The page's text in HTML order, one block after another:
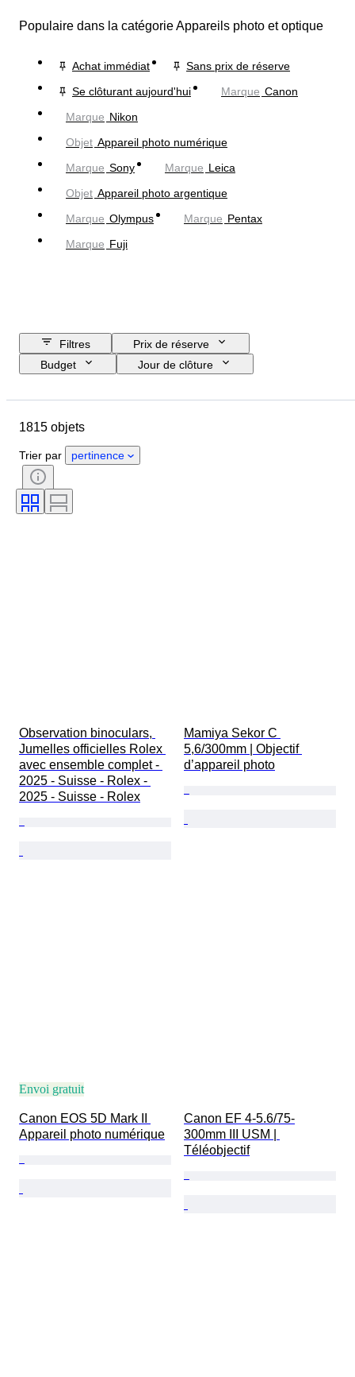
Populaire dans la catégorie Appareils photo et optique
Achat immédiat
Sans prix de réserve
Se clôturant aujourd'hui
Marque Canon
Marque Nikon
Objet Appareil photo numérique
Marque Sony Marque Leica
Objet Appareil photo argentique
Marque Olympus Marque Pentax
Marque Fuji
Filtres
Prix de réserve
Budget
Jour de clôture
État
Technique
Langue
Monture de l'objectif
Type de microscope
1815 objets
Trier par pertinence
Observation binoculars,
Jumelles officielles Rolex
avec ensemble complet -
2025 - Suisse - Rolex -
2025 - Suisse - Rolex
Mamiya Sekor C
5,6/300mm | Objectif
d’appareil photo
Envoi gratuit
Canon EOS 5D Mark II
Appareil photo numérique
Canon EF 4-5.6/75-
300mm III USM |
Téléobjectif